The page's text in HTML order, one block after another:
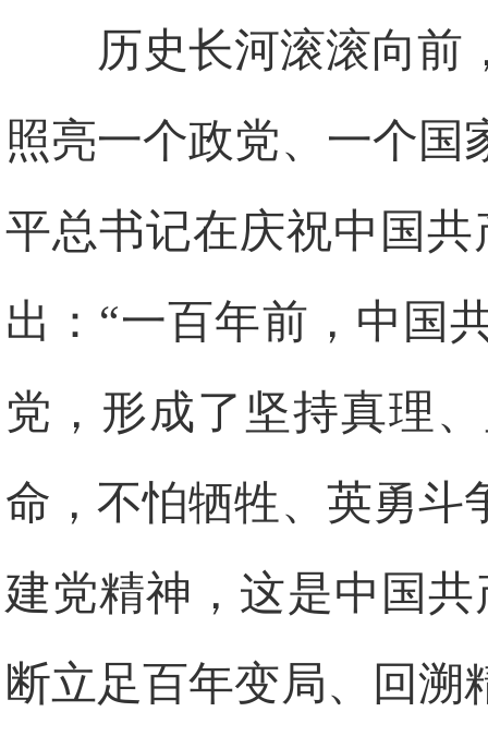
历史长河滚滚向前
照亮一个政党、一个国
平总书记在庆祝中国
出：“一百年前，中国
党，形成了坚持真理
命，不怕牺牲、英勇斗
建党精神，这是中国
断立足百年变局、回溯